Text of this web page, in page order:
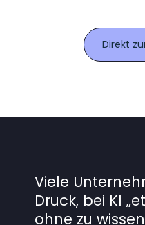
Direkt
Viele
Druck, bei KI
ohne zu